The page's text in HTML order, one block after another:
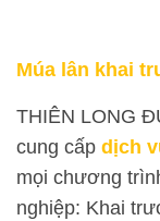
Múa lân khai
THIÊN LONG
cung cấp dịch
mọi chương
nghiệp: Khai